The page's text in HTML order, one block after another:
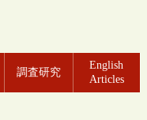
調査研究
English
Articles